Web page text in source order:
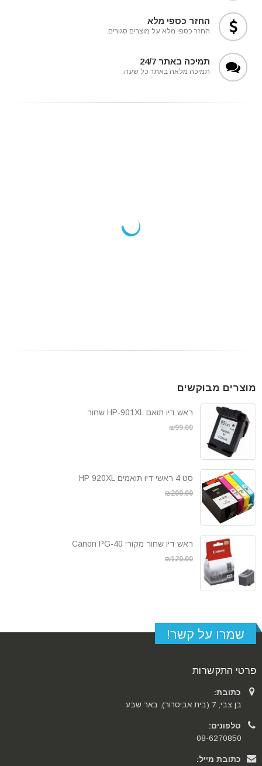
החזר כספי מלא
החזר כספי מלא על מוצרים סגורים.
תמיכה באתר 24/7
תמיכה מלאה באתר כל שעה.
מוצרים מבוקשים
ראש דיו תואם HP-901XL שחור
₪99.00
סט 4 ראשי דיו תואמים HP 920XL
₪200.00
ראש דיו שחור מקורי Canon PG-40
₪120.00
שמרו על קשר!
פרטי התקשרות
כתובת:
בן צבי, 7 (בית אביסרור), באר שבע
טלפונים:
08-6270850
כתובת מייל: